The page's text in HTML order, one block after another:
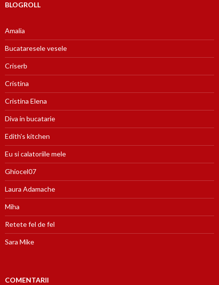
BLOGROLL
Amalia
Bucataresele vesele
Criserb
Cristina
Cristina Elena
Diva in bucatarie
Edith's kitchen
Eu si calatoriile mele
Ghiocel07
Laura Adamache
Miha
Retete fel de fel
Sara Mike
COMENTARII